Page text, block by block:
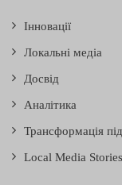
Інновації
Локальні медіа
Досвід
Аналітика
Трансформація
Local Media Stories